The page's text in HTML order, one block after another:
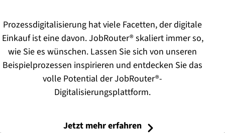
Prozessdigitalisierung hat viele Facetten, der digitale
Einkauf ist eine davon. JobRouter® skaliert immer so,
wie Sie es wünschen. Lassen Sie sich von unseren
Beispielprozessen inspirieren und entdecken Sie das
volle Potential der JobRouter®-
Digitalisierungsplattform.
Jetzt mehr erfahren